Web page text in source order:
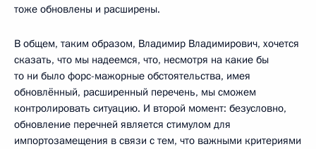
тоже обновлены и расширены.
В общем, таким образом, Владимир Владимирович, хочется
сказать, что мы надеемся, что, несмотря на какие бы
то ни было форс-мажорные обстоятельства, имея
обновлённый, расширенный перечень, мы сможем
контролировать ситуацию. И второй момент: безусловно,
обновление перечней является стимулом для
импортозамещения в связи с тем, что важными критериями